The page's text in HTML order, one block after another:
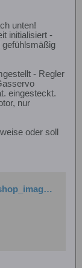
unten!
initialisiert -
gefühlsmäßig
- Regler
eingesteckt.
nur
oder soll
http://www.hype-rc.de/shop_image/attachment/9a2a2c85735a53e943df6d24847ad3aa.pdf